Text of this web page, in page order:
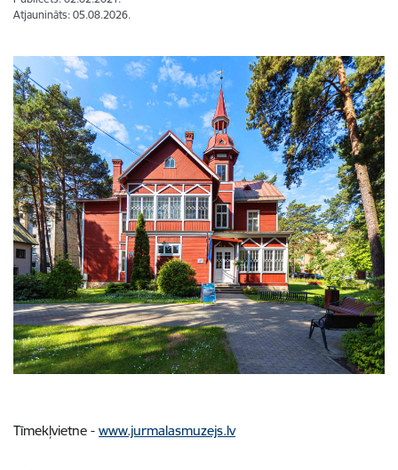
Atjaunināts: 05.08.2026.
Tīmekļvietne - www.jurmalasmuzejs.lv